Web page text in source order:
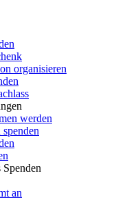
organisieren
werden
an